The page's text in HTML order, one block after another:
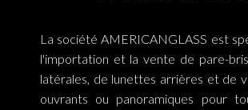
La société AMERICANGLASS est
l'importation et la vente de pare-
latérales, de lunettes arrières et de
ouvrants ou panoramiques pour